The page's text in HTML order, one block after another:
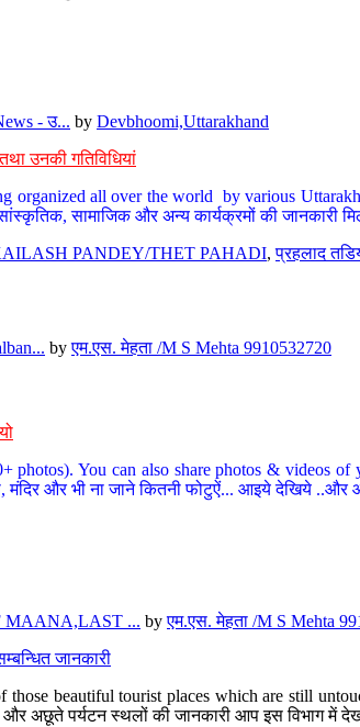
- उ... by Devbhoomi,Uttarakhand
उनकी गतिविधियां
all over the world by various
सांस्कृतिक, सामाजिक और अन्य कार्यक्रमों की
PANDEY/THET PAHADI,प्रहलाद
byएम.एस. मेहता /M S Mehta 9910532720
photos). You can also share photos & videos
और भी ना जाने कितनी फोटुऐं... आइये देखिये ..और
MAANA,LAST ... byएम.एस. मेहता /M S Mehta
जानकारी
beautiful tourist places which are still
और अछूते पर्यटन स्थलों की जानकारी आप इस